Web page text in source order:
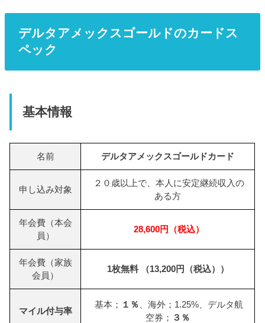
デルタアメックスゴールドのカードス
ペック
基本情報
名前 デルタアメックスゴールドカード
申し込み対象
２０歳以上で、本人に安定継続収入の
ある方
年会費（本会
員）
28,600円（税込）
年会費（家族
会員）
1枚無料 （13,200円（税込））
マイル付与率
基本； １％ 、海外；1.25%、デルタ航
空券； ３％